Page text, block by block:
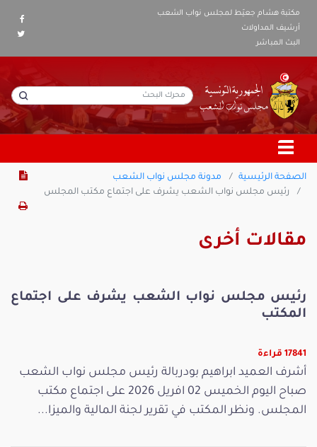
مكتبة هشام جعيّط لمجلس نواب الشعب
أرشيف المداولات
البث المباشر
الصفحة الرئيسية
مدونة مجلس نواب الشعب
رئيس مجلس نواب الشعب يشرف على اجتماع مكتب المجلس
مقالات أخرى
رئيس مجلس نواب الشعب يشرف على اجتماع
المكتب
17841 قراءة
أشرف العميد ابراهيم بودربالة رئيس مجلس نواب الشعب
صباح اليوم الخميس 02 افريل 2026 على اجتماع مكتب
المجلس. ونظر المكتب في تقرير لجنة المالية والميزا...